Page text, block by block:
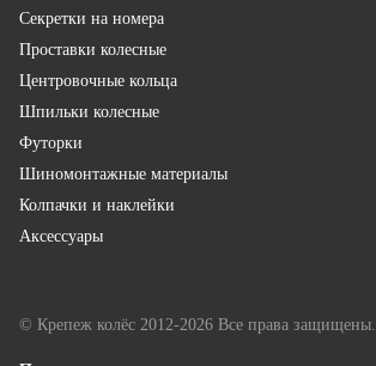
Секретки на номера
Проставки колесные
Центровочные кольца
Шпильки колесные
Футорки
Шиномонтажные материалы
Колпачки и наклейки
Аксессуары
© Крепеж колёс 2012-2026 Все права защищены.